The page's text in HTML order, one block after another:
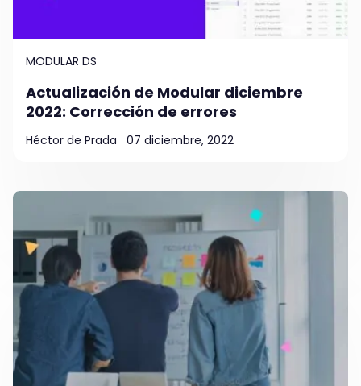
MODULAR DS
Actualización de Modular diciembre
2022: Corrección de errores
Héctor de Prada 07 diciembre, 2022